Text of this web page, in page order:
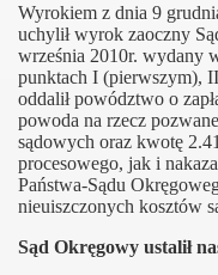
Wyrokiem z dnia 9
uchylił wyrok zaoczny
września 2010r. wydany
punktach I (pierwszym),
oddalił powództwo o
powoda na rzecz
sądowych oraz kwotę
procesowego, jak i
Państwa-Sądu
nieuiszczonych kosztów
Sąd Okręgowy ustalił
2015
raz trzeci o